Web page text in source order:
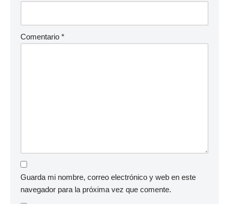
Comentario *
Guarda mi nombre, correo electrónico y web en este
navegador para la próxima vez que comente.